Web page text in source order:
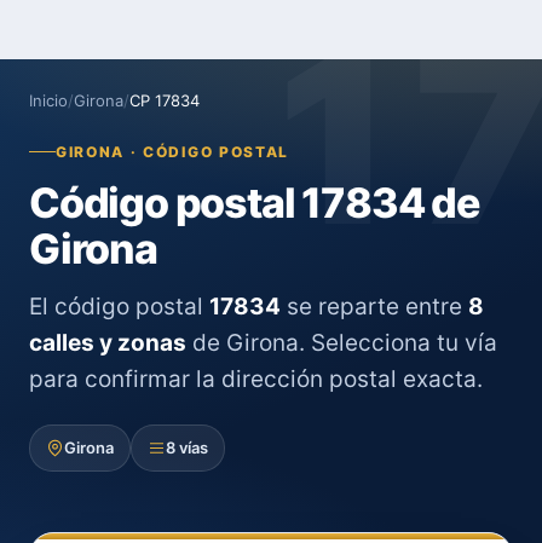
Inicio/Girona/CP 17834
GIRONA · CÓDIGO POSTAL
Código postal 17834 de
Girona
El código postal 17834 se reparte entre 8
calles y zonas de Girona. Selecciona tu vía
para confirmar la dirección postal exacta.
Girona 8 vías